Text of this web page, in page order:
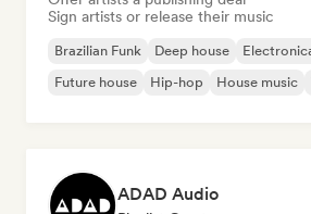
Sign artists or release their music
Brazilian Funk Deep house
Future house
Hip-hop House music
ADAD Audio